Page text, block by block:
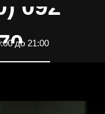
092
до 21:00